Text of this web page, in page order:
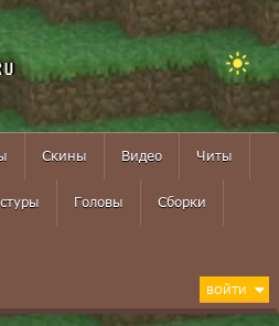
Скины Видео Читы
Головы Сборки
ВОЙТИ